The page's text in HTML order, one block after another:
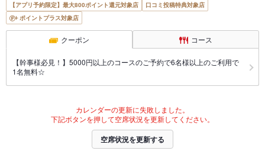
【アプリ予約限定】最大800ポイント還元対象店
口コミ投稿特典対象店
ポイントプラス対象店
クーポン コース
【幹事様必見！】5000円以上のコースのご予約で6名様以上のご利用で
1名無料☆
カレンダーの更新に失敗しました。
下記ボタンを押して空席状況を更新してください。
空席状況を更新する